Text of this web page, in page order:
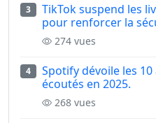
3
TikTok suspend les
pour renforcer la
274 vues
4
Spotify dévoile les
écoutés en 2025.
268 vues